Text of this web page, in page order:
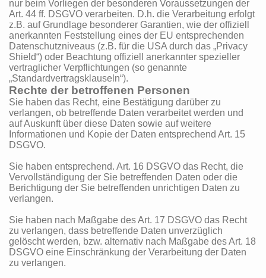
nur beim Vorliegen der besonderen Voraussetzungen der
Art. 44 ff. DSGVO verarbeiten. D.h. die Verarbeitung erfolgt
z.B. auf Grundlage besonderer Garantien, wie der offiziell
anerkannten Feststellung eines der EU entsprechenden
Datenschutzniveaus (z.B. für die USA durch das „Privacy
Shield“) oder Beachtung offiziell anerkannter spezieller
vertraglicher Verpflichtungen (so genannte
„Standardvertragsklauseln“).
Rechte der betroffenen Personen
Sie haben das Recht, eine Bestätigung darüber zu
verlangen, ob betreffende Daten verarbeitet werden und
auf Auskunft über diese Daten sowie auf weitere
Informationen und Kopie der Daten entsprechend Art. 15
DSGVO.
Sie haben entsprechend. Art. 16 DSGVO das Recht, die
Vervollständigung der Sie betreffenden Daten oder die
Berichtigung der Sie betreffenden unrichtigen Daten zu
verlangen.
Sie haben nach Maßgabe des Art. 17 DSGVO das Recht
zu verlangen, dass betreffende Daten unverzüglich
gelöscht werden, bzw. alternativ nach Maßgabe des Art. 18
DSGVO eine Einschränkung der Verarbeitung der Daten
zu verlangen.